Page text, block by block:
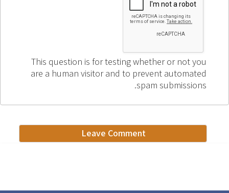
This question is for testing whether or not you
are a human visitor and to prevent automated
spam submissions.